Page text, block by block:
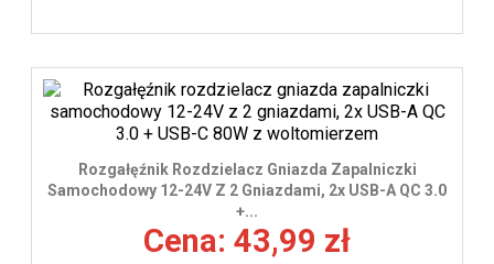
Rozgałęźnik Rozdzielacz Gniazda Zapalniczki
Samochodowy 12-24V Z 2 Gniazdami, 2x USB-A QC 3.0
+...
Cena: 43,99 zł